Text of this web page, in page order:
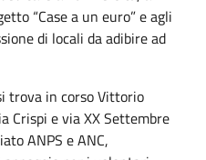
“Case a un euro” e agli
di locali da adibire ad
trova in corso Vittorio
Crispi e via XX Settembre
ANPS e ANC,